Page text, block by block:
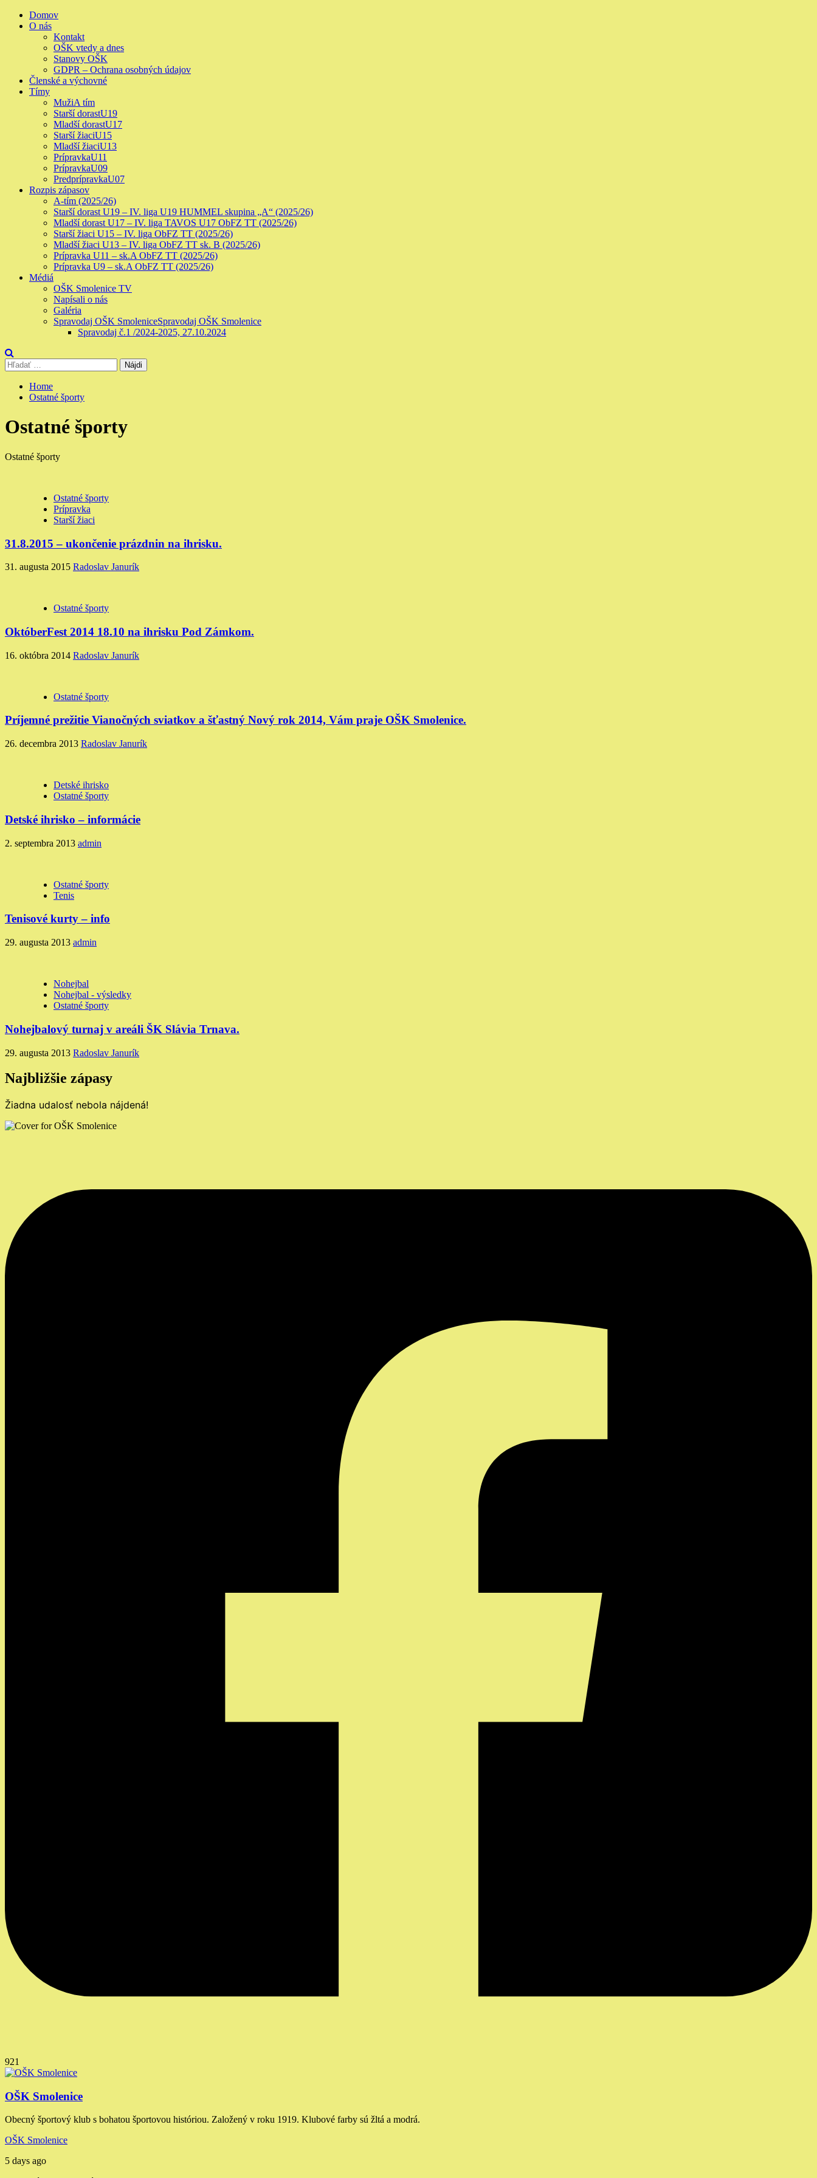
Skip
Primary
Menu
Domov
O nás
Kontakt
OŠK vtedy a dnes
Stanovy OŠK
GDPR – Ochrana osobných údajov
Členské a výchovné
Tímy
MužiA tím
Starší dorastU19
Mladší dorastU17
Starší žiaciU15
Mladší žiaciU13
PrípravkaU11
PrípravkaU09
PredprípravkaU07
Rozpis zápasov
A-tím (2025/26)
Starší dorast U19 – IV. liga U19 HUMMEL skupina „A“ (2025/26)
Mladší dorast U17 – IV. liga TAVOS U17 ObFZ TT (2025/26)
Starší žiaci U15 – IV. liga ObFZ TT (2025/26)
Mladší žiaci U13 – IV. liga ObFZ TT sk. B (2025/26)
Prípravka U11 – sk.A ObFZ TT (2025/26)
Prípravka U9 – sk.A ObFZ TT (2025/26)
Médiá
OŠK Smolenice TV
Napísali o nás
Galéria
Spravodaj OŠK SmoleniceSpravodaj OŠK Smolenice
Spravodaj č.1 /2024-2025, 27.10.2024
Hľadať:
Home
Ostatné športy
Ostatné športy
Ostatné športy
Ostatné športy
Prípravka
Starší žiaci
31.8.2015 – ukončenie prázdnin na ihrisku.
31. augusta 2015 Radoslav Janurík
Ostatné športy
OktóberFest 2014 18.10 na ihrisku Pod Zámkom.
16. októbra 2014 Radoslav Janurík
Ostatné športy
Príjemné prežitie Vianočných sviatkov a šťastný Nový rok 2014, Vám praje OŠK Smolenice.
26. decembra 2013 Radoslav Janurík
Detské ihrisko
Ostatné športy
Detské ihrisko – informácie
2. septembra 2013 admin
Ostatné športy
Tenis
Tenisové kurty – info
29. augusta 2013 admin
Nohejbal
Nohejbal - výsledky
Ostatné športy
Nohejbalový turnaj v areáli ŠK Slávia Trnava.
29. augusta 2013 Radoslav Janurík
Najbližšie zápasy
Žiadna udalosť nebola nájdená!
921
OŠK Smolenice
Obecný športový klub s bohatou športovou históriou. Založený v roku 1919. Klubové farby sú žltá a modrá.
OŠK Smolenice
5 days ago